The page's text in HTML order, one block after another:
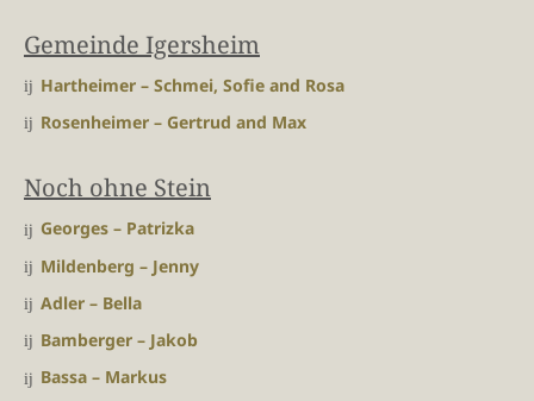
Gemeinde Igersheim
Hartheimer – Schmei, Sofie and Rosa
Rosenheimer – Gertrud and Max
Noch ohne Stein
Georges – Patrizka
Mildenberg – Jenny
Adler – Bella
Bamberger – Jakob
Bassa – Markus